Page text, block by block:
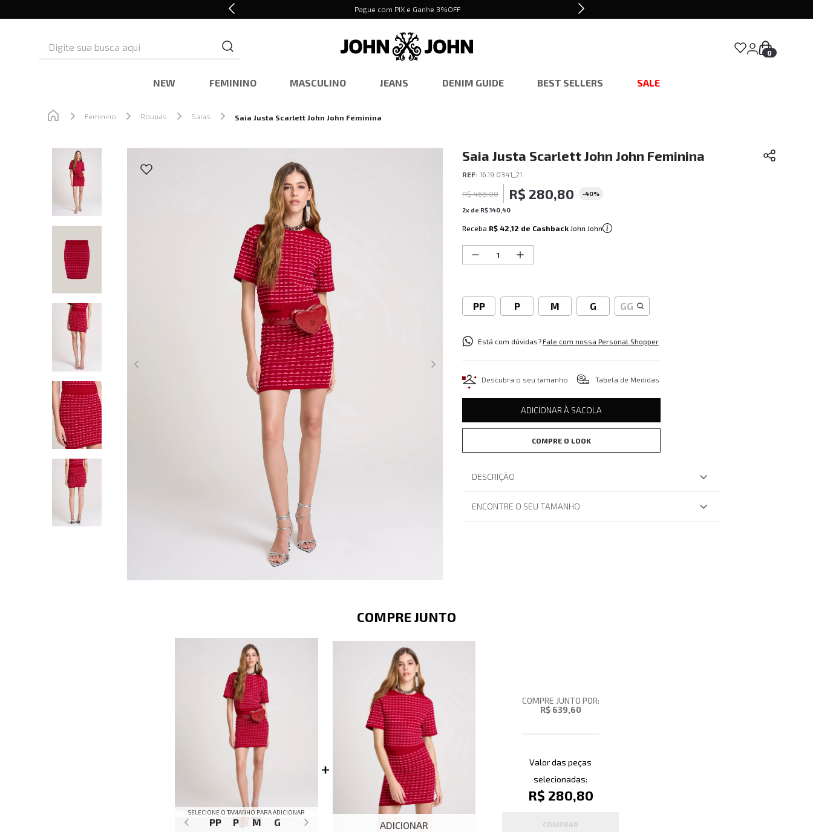
Pague com PIX e Ganhe 3%OFF
0
NEW FEMININO MASCULINO JEANS DENIM GUIDE BEST SELLERS SALE
Feminino Roupas Saias Saia Justa Scarlett John John Feminina
Saia Justa Scarlett John John Feminina
REF: 16.19.0341_21
R$ 468,00 R$ 280,80 -40%
2x de R$140 40
Receba R$ 42,12 de Cashback John John
PP P M G GG
Está com dúvidas?Fale com nossa Personal Shopper
Descubra o seu tamanho Tabela de Medidas
ADICIONAR À SACOLA
COMPRE O LOOK
DESCRIÇÃO
ENCONTRE O SEU TAMANHO
COMPRE JUNTO
SELECIONE O TAMANHO PARA ADICIONAR
PP P M G ADICIONAR
COMPRE JUNTO POR:
R$ 639,60
Valor das peças
selecionadas:
R$ 280,80
COMPRAR